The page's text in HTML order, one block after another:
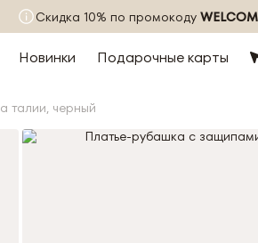
Скидка 10% по промокоду
Новинки Подарочные карты
талии, черный